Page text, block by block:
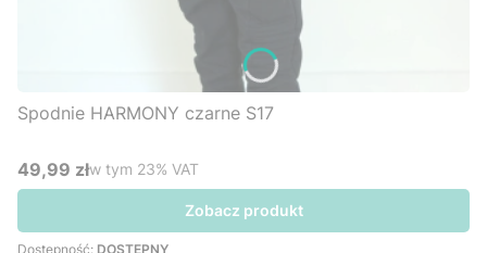
Spodnie HARMONY czarne S17
Cena brutto
49,99 złw tym %s VAT
w tym 23% VAT
Zobacz produkt
Dostępność: DOSTĘPNY